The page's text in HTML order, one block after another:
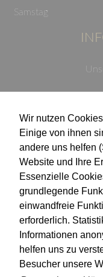
Wir nutzen
Einige von ihnen
andere uns helfen
Website und Ihre
Essenzielle
grundlegende
einwandfreie
erforderlich.
Informationen
helfen uns zu
Besucher unsere
Samstag
Wir treten für
Alkohol ein.
Eugen-